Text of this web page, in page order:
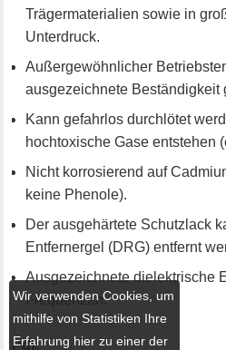
Trägermaterialien sowie in
Unterdruck.
Außergewöhnlicher
ausgezeichnete Beständigkeit
Kann gefahrlos durchlötet
hochtoxische Gase entstehen
Nicht korrosierend auf
keine Phenole).
Der ausgehärtete Schutzlack
Entfernergel (DRG) entfernt
Ausgezeichnete dielektrische
Frequenzen.
Pdf:
Wir verwenden Cookies, um
mithilfe von Statistiken Ihre
Erfahrung hier zu einer der